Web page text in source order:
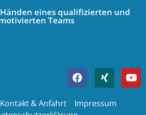
eines qualifizierten und
Teams
Kontakt & Anfahrt
Impressum